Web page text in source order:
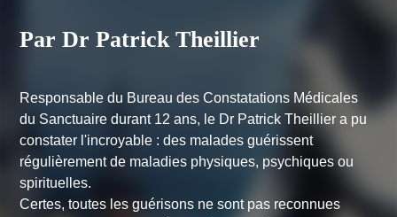
Par Dr Patrick Theillier
Responsable du Bureau des Constatations Médicales
du Sanctuaire durant 12 ans, le Dr Patrick Theillier a pu
constater l'incroyable : des malades guérissent
régulièrement de maladies physiques, psychiques ou
spirituelles.
Certes, toutes les guérisons ne sont pas reconnues